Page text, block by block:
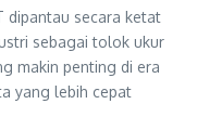
dipantau secara ketat
sebagai tolok ukur
makin penting di era
yang lebih cepat